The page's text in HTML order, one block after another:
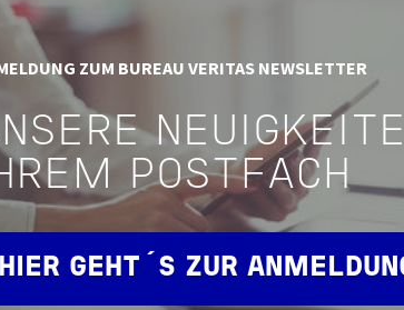
ZUM BUREAU VERITAS NEWSLETTER
POSTFACH
HIER GEHT´S ZUR